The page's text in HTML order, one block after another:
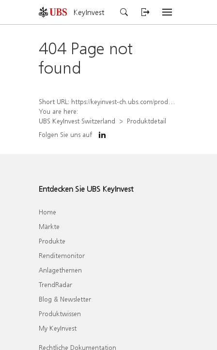
KeyInvest
404 Page not
found
Short URL: https://keyinvest-ch.ubs.com/produkt/detail/index/isin/CH1567053645
You are here:
UBS KeyInvest Switzerland
Produktdetail
Folgen Sie uns auf
Entdecken Sie UBS KeyInvest
Home
Märkte
Produkte
Renditemonitor
Anlagethemen
TrendRadar
Blog & Newsletter
Produktwissen
My KeyInvest
Rechtliche Dokumentation